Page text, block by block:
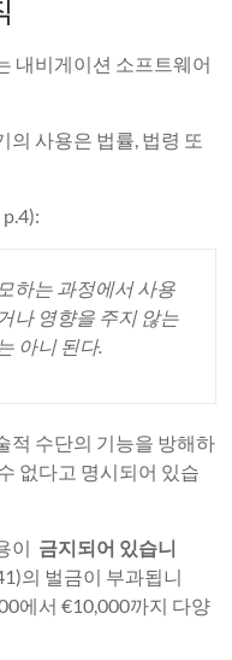
내비게이션 소프트웨어
의 사용은 법률, 법령 또
하는 과정에서 사용
나 영향을 주지 않는
아니 된다.
적 수단의 기능을 방해하
없다고 명시되어 있습
이 금지되어 있습니
의 벌금이 부과됩니
에서 €10,000까지 다양